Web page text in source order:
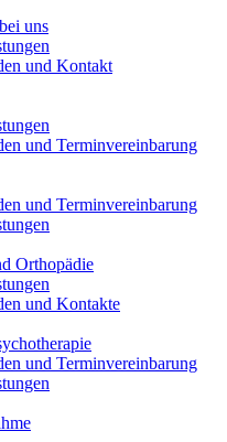
uns
und Kontakt
und Terminvereinbarung
und Terminvereinbarung
Orthopädie
und Kontakte
und Terminvereinbarung